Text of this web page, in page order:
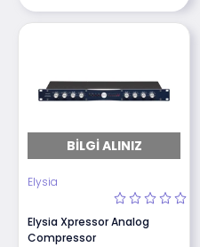
BILGI ALINIZ
Elysia
Elysia Xpressor Analog
Compressor